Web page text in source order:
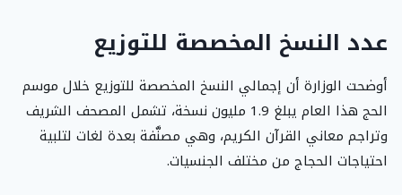
عدد النسخ المخصصة للتوزيع
أوضحت الوزارة أن إجمالي النسخ المخصصة للتوزيع خلال موسم
الحج هذا العام يبلغ 1.9 مليون نسخة، تشمل المصحف الشريف
وتراجم معاني القرآن الكريم، وهي مصنَّفة بعدة لغات لتلبية
احتياجات الحجاج من مختلف الجنسيات.